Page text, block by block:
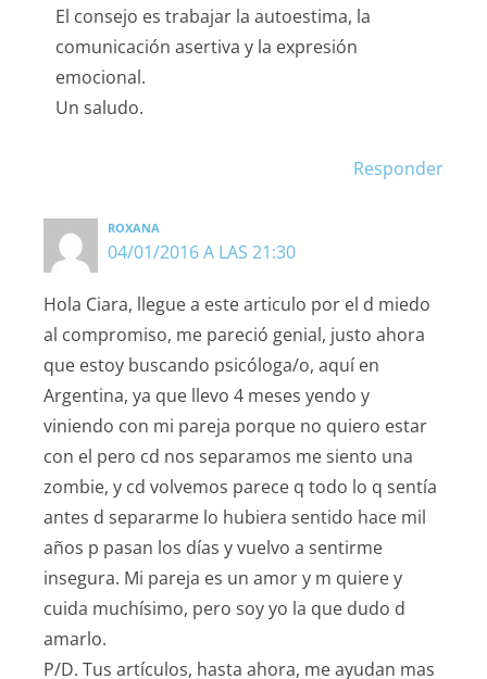
El consejo es trabajar la autoestima, la
comunicación asertiva y la expresión
emocional.
Un saludo.
Responder
ROXANA
04/01/2016 A LAS 21:30
Hola Ciara, llegue a este articulo por el d miedo
al compromiso, me pareció genial, justo ahora
que estoy buscando psicóloga/o, aquí en
Argentina, ya que llevo 4 meses yendo y
viniendo con mi pareja porque no quiero estar
con el pero cd nos separamos me siento una
zombie, y cd volvemos parece q todo lo q sentía
antes d separarme lo hubiera sentido hace mil
años p pasan los días y vuelvo a sentirme
insegura. Mi pareja es un amor y m quiere y
cuida muchísimo, pero soy yo la que dudo d
amarlo.
P/D. Tus artículos, hasta ahora, me ayudan mas